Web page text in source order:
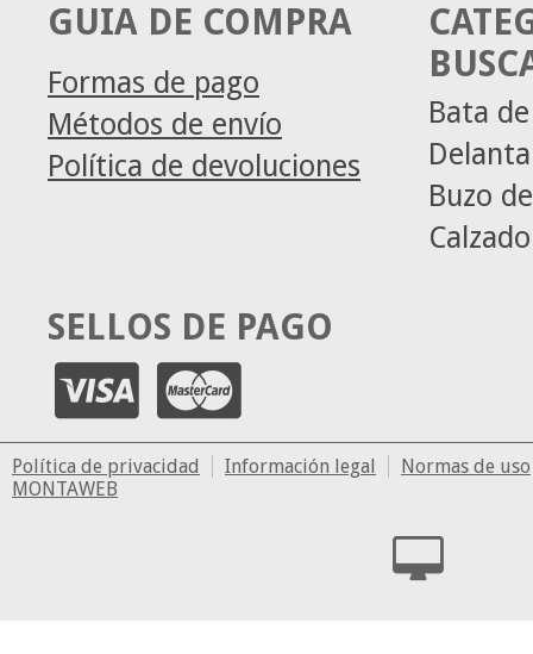
GUIA DE COMPRA
Formas de pago
Métodos de envío
Política de devoluciones
Bata
Buzo
SELLOS DE PAGO
Política de privacidad Información legal
Normas de uso
MONTAWEB